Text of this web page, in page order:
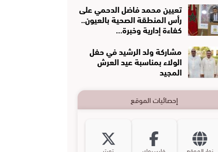
تعيين محمد فاضل الدحمي على
رأس المنطقة الصحية بالعيون..
كفاءة إدارية وخبرة…
مشاركة ولد الرشيد في حفل
الولاء بمناسبة عيد العرش
المجيد
إحصائيات الموقع